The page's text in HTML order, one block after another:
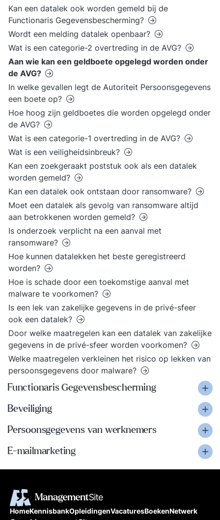
Kan een datalek ook worden gemeld bij de
Functionaris Gegevensbescherming?
Wordt een melding datalek openbaar?
Wat is een categorie-2 overtreding in de AVG?
Aan wie kan een geldboete opgelegd worden onder
de AVG?
In welke gevallen legt de Autoriteit Persoonsgegevens
een boete op?
Hoe hoog zijn geldboetes die worden opgelegd onder
de AVG?
Wat is een categorie-1 overtreding in de AVG?
Wat is een veiligheidsinbreuk?
Kan een zoekgeraakt poststuk ook als een datalek
worden gemeld?
Kan een datalek ook ontstaan door ransomware?
Moet een datalek als gevolg van ransomware altijd
aan betrokkenen worden gemeld?
Is onderzoek verplicht na een aanval met
ransomware?
Hoe kunnen datalekken het beste geregistreerd
worden?
Hoe is schade door een toekomstige aanval met
malware te voorkomen?
Is een lek van zakelijke gegevens in de privé-sfeer
ook een datalek?
Door welke maatregelen kan een datalek van zakelijke
gegevens in de privé-sfeer worden voorkomen?
Welke maatregelen verkleinen het risico op lekken van
persoonsgegevens door malware?
Functionaris Gegevensbescherming
Beveiliging
Persoonsgegevens van werknemers
E-mailmarketing
HomeKennisbankOpleidingenVacaturesBoekenNetwerk